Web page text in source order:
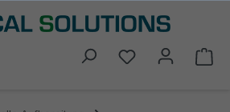
Du hast 0